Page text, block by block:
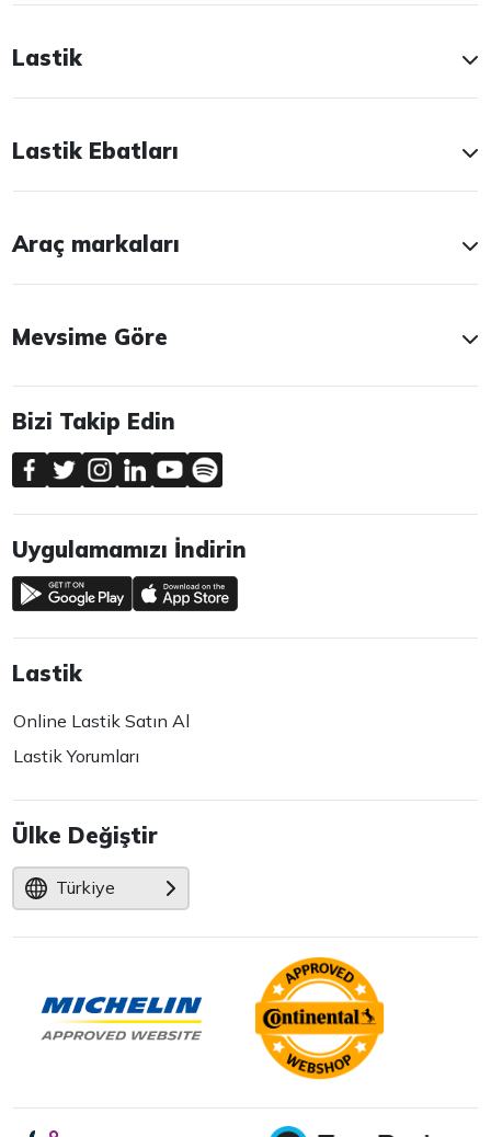
Lastik
Lastik Ebatları
Araç markaları
Mevsime Göre
Bizi Takip Edin
Uygulamamızı İndirin
Lastik
Online Lastik Satın Al
Lastik Yorumları
Ülke Değiştir
Türkiye